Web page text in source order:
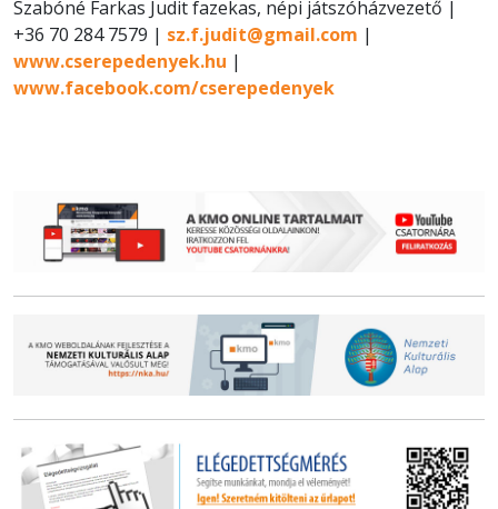
Szabóné Farkas Judit fazekas, népi játszóházvezető |
+36 70 284 7579 | sz.f.judit@gmail.com |
www.cserepedenyek.hu |
www.facebook.com/cserepedenyek